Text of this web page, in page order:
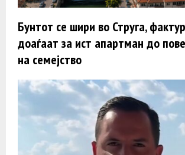
Бунтот се шири во Струга,
доаѓаат за ист апартман до
на семејство